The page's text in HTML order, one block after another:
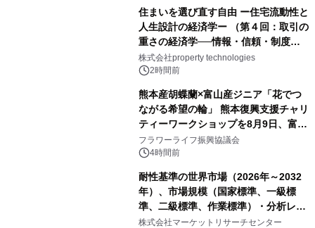
住まいを選び直す自由 ー住宅流動性と
人生設計の経済学ー （第４回：取引の
重さの経済学──情報・信頼・制度を
PropTechはどう組み替えるか）｜
PropTech-Lab
株式会社property technologies
2時間前
熊本産胡蝶蘭×富山産ジニア「花でつ
ながる希望の輪」 熊本復興支援チャリ
ティーワークショップを8月9日、富
山・射水で開催
フラワーライフ振興協議会
4時間前
耐性基準の世界市場（2026年～2032
年）、市場規模（国家標準、一級標
準、二級標準、作業標準）・分析レポ
ートを発表
株式会社マーケットリサーチセンター